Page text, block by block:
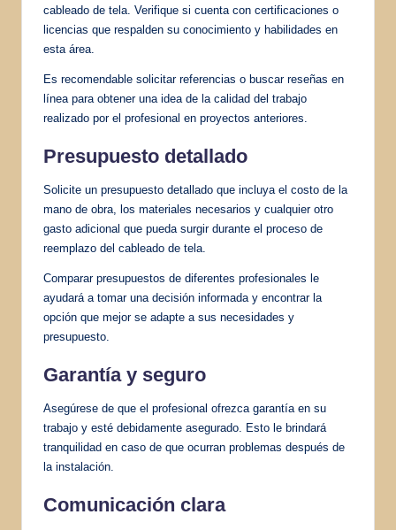
cableado de tela. Verifique si cuenta con certificaciones o
licencias que respalden su conocimiento y habilidades en
esta área.
Es recomendable solicitar referencias o buscar reseñas en
línea para obtener una idea de la calidad del trabajo
realizado por el profesional en proyectos anteriores.
Presupuesto detallado
Solicite un presupuesto detallado que incluya el costo de la
mano de obra, los materiales necesarios y cualquier otro
gasto adicional que pueda surgir durante el proceso de
reemplazo del cableado de tela.
Comparar presupuestos de diferentes profesionales le
ayudará a tomar una decisión informada y encontrar la
opción que mejor se adapte a sus necesidades y
presupuesto.
Garantía y seguro
Asegúrese de que el profesional ofrezca garantía en su
trabajo y esté debidamente asegurado. Esto le brindará
tranquilidad en caso de que ocurran problemas después de
la instalación.
Comunicación clara